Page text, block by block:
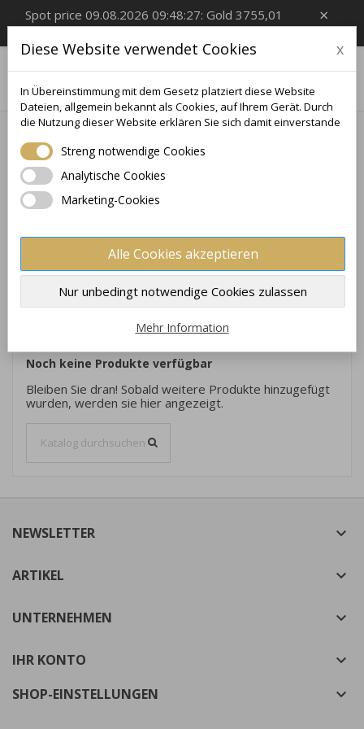
×
Spot price 09.08.2026 09:48:27: Gold 3755,01
EUR/Oz, Silver 54,99 EUR/Oz

4 OZ
Münzen und Barren mit einem Gewicht von 4 Oz stellen eine
elegante und erschwingliche Möglichkeit dar, in physisches
ist aufgrund seines ästhetischen Wertes, seiner hohen
Reinheit und seiner leichten Liquidität auf den globalen
Märkten sowohl bei Anlegern als auch bei Sammlern sehr
beliebt.
Noch keine Produkte verfügbar
Bleiben Sie dran! Sobald weitere Produkte hinzugefügt
wurden, werden sie hier angezeigt.
NEWSLETTER 
ARTIKEL 
UNTERNEHMEN 
IHR KONTO 
SHOP-EINSTELLUNGEN 
Meine Wunschlisten ×
add_circle_outline Neue Liste erstellen
((modalTitle)) ×
((confirmMessage))
Wunschliste erstellen ×
Name der Wunschliste
Anmelden ×
Sie müssen angemeldet sein, um Artikel Ihrer
Wunschliste hinzufügen zu können.
Diese Website verwendet Cookies x
In Übereinstimmung mit dem Gesetz platziert diese Website
Dateien, allgemein bekannt als Cookies, auf Ihrem Gerät. Durch
die Nutzung dieser Website erklären Sie sich damit einverstande
Streng notwendige Cookies
Analytische Cookies
Marketing-Cookies
Alle Cookies akzeptieren
Nur unbedingt notwendige Cookies zulassen
Mehr Information